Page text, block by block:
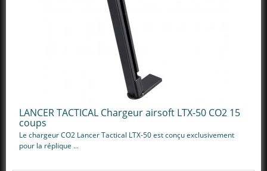
LANCER TACTICAL Chargeur airsoft LTX-50 CO2 15
coups
Le chargeur CO2 Lancer Tactical LTX-50 est conçu exclusivement
pour la réplique ...